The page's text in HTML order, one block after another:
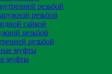
резьбой
резьбой
гайкой
резьбой
резьбой
муфты
муфты